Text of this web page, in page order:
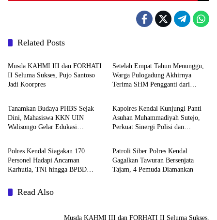
Related Posts
DAERAH
Musda KAHMI III dan FORHATI
II Seluma Sukses, Pujo Santoso
Jadi Koorpres
Setelah Empat Tahun Menunggu,
Warga Pulogadung Akhirnya
Terima SHM Pengganti dari
DAERAH
Tanamkan Budaya PHBS Sejak
Dini, Mahasiswa KKN UIN
Walisongo Gelar Edukasi
DAERAH
Kapolres Kendal Kunjungi Panti
Asuhan Muhammadiyah Sutejo,
Perkuat Sinergi Polisi dan
DAERAH
Polres Kendal Siagakan 170
Personel Hadapi Ancaman
Karhutla, TNI hingga BPBD
DAERAH
Patroli Siber Polres Kendal
Gagalkan Tawuran Bersenjata
Tajam, 4 Pemuda Diamankan
Read Also
Musda KAHMI III dan FORHATI II Seluma Sukses,